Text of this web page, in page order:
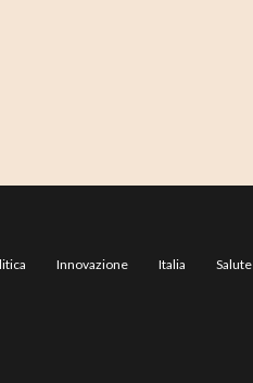
Innovazione Italia Salute